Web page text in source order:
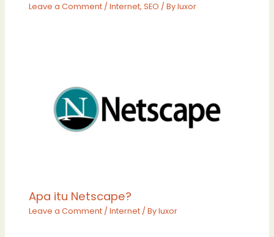
Leave a Comment /Internet,SEO / Byluxor
Apa itu Netscape?
Leave a Comment /Internet / Byluxor